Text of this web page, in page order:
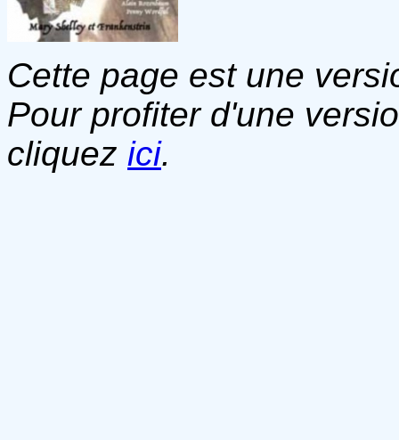
Cette page est une
Pour profiter d'une
cliquez ici.